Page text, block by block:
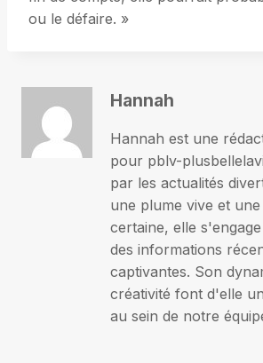
ou le défaire. »
Hannah
Hannah est une
pour pblv-
par les actualités
une plume vive et
certaine, elle
des informations
captivantes. Son
créativité font d'elle
au sein de notre